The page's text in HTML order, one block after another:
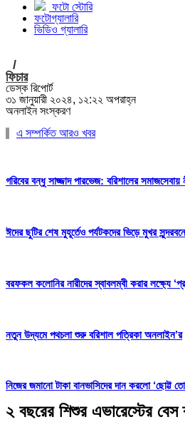
ফটো স্টোরি
ফটোগ্যালারি
ভিডিও গ্যালারি
/
ফিচার
ডেস্ক রিপোর্ট
৩১ জানুয়ারী ২০২৪, ১২:২২ অপরাহ্ন
অনলাইন সংস্করণ
এ সম্পর্কিত আরও খবর
গরিবের বন্ধু সাজ্জাদ পারভেজ: বরিশালের সমাজসেবায়
ঈদের ছুটির শেষ মুহূর্তেও পর্যটকদের ভিড়ে মুখর
বরফকল কলোনির নারীদের স্বাবলম্বী করার লক্ষ্যে
নতুন উদ্যমে পথচলা শুরু বরিশাল পত্রিকা অনলাইন’র
নিজের জমানো টাকা বানভাসিদের দান করলো ‘ছোট্ট
২ বছরের শিশুর এভারেস্টের